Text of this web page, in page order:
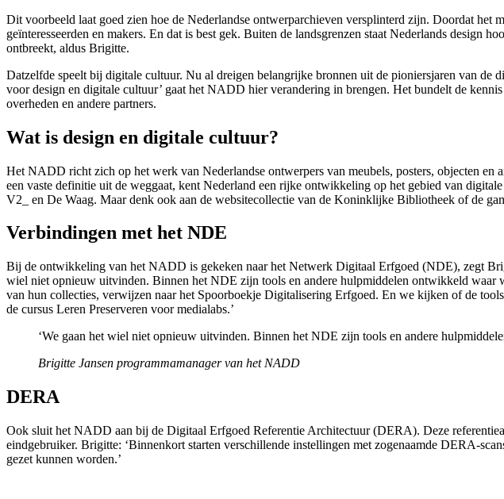
Dit voorbeeld laat goed zien hoe de Nederlandse ontwerparchieven versplinterd zijn. Doordat
geïnteresseerden en makers. En dat is best gek. Buiten de landsgrenzen staat Nederlands design
ontbreekt, aldus Brigitte.
Datzelfde speelt bij digitale cultuur. Nu al dreigen belangrijke bronnen uit de pioniersjaren van
voor design en digitale cultuur’ gaat het NADD hier verandering in brengen. Het bundelt de
overheden en andere partners.
Wat is design en digitale cultuur?
Het NADD richt zich op het werk van Nederlandse ontwerpers van meubels, posters, objecten
een vaste definitie uit de weggaat, kent Nederland een rijke ontwikkeling op het gebied van
V2_ en De Waag. Maar denk ook aan de websitecollectie van de Koninklijke Bibliotheek of de
Verbindingen met het NDE
Bij de ontwikkeling van het NADD is gekeken naar het Netwerk Digitaal Erfgoed (NDE), zegt
wiel niet opnieuw uitvinden. Binnen het NDE zijn tools en andere hulpmiddelen ontwikkeld waar
van hun collecties, verwijzen naar het Spoorboekje Digitalisering Erfgoed. En we kijken of de
de cursus Leren Preserveren voor medialabs.’
‘We gaan het wiel niet opnieuw uitvinden. Binnen het NDE zijn tools en andere
Brigitte Jansen programmamanager van het NADD
DERA
Ook sluit het NADD aan bij de Digitaal Erfgoed Referentie Architectuur (DERA). Deze
eindgebruiker. Brigitte: ‘Binnenkort starten verschillende instellingen met zogenaamde DERA-
gezet kunnen worden.’